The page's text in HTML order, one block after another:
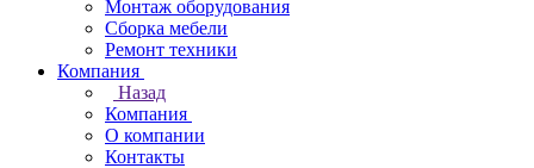
Монтаж оборудования
Сборка мебели
Ремонт техники
Компания
Назад
Компания
О компании
Контакты